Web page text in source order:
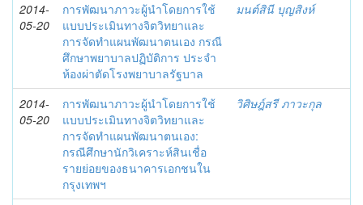
2014-
05-20
การพัฒนาภาวะผู้นำโดยการใช้
แบบประเมินทางจิตวิทยาและ
การจัดทำแผนพัฒนาตนเอง กรณี
ศึกษาพยาบาลปฏิบัติการ ประจำ
ห้องผ่าตัดโรงพยาบาลรัฐบาล
มนต์สินี บุญสิงห์
2014-
05-20
การพัฒนาภาวะผู้นำโดยการใช้
แบบประเมินทางจิตวิทยาและ
การจัดทำแผนพัฒนาตนเอง:
กรณีศึกษานักวิเคราะห์สินเชื่อ
รายย่อยของธนาคารเอกชนใน
กรุงเทพฯ
วิศิษฎ์สรี ภาวะกุล